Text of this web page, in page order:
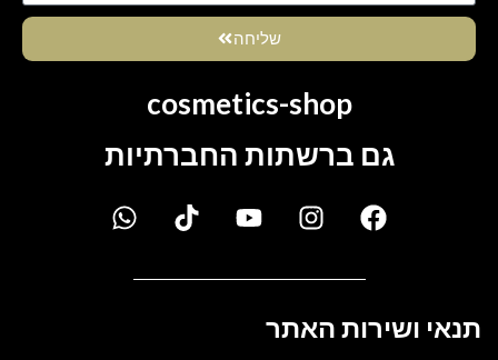
שליחה
cosmetics-shop
גם ברשתות החברתיות
תנאי ושירות האתר